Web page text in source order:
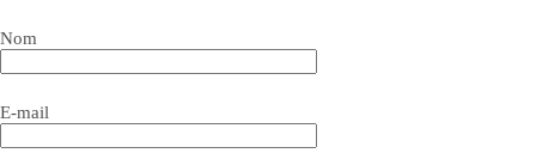
Nom
E-mail